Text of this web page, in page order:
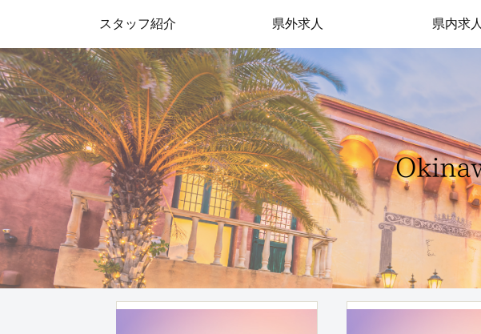
スタッフ紹介 県外求人 県内求人